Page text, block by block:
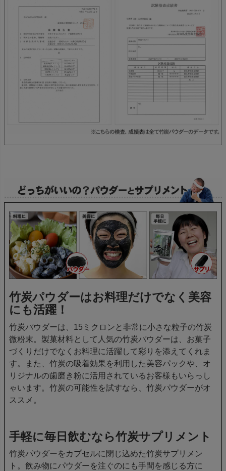
竹炭パウダーはお料理だけでなく美容
にも活躍！
竹炭パウダーは、15ミクロンと非常に小さな粒子の竹炭
微粉末。製菓材料として人気の竹炭パウダーは、お菓子
づくりだけでなくお料理に活躍して彩りを添えてくれま
す。また、竹炭の吸着効果を利用した美容パックや、オ
リジナルの歯磨き粉に活用されているお客様もいらっし
ゃいます。竹炭の可能性を試すなら、竹炭パウダーがオ
ススメ。
手軽に毎日飲むなら竹炭サプリメント
竹炭パウダーをカプセルに閉じ込めた竹炭サプリメン
ト。飲み物にパウダーを注ぐのにも手間を感じる方に